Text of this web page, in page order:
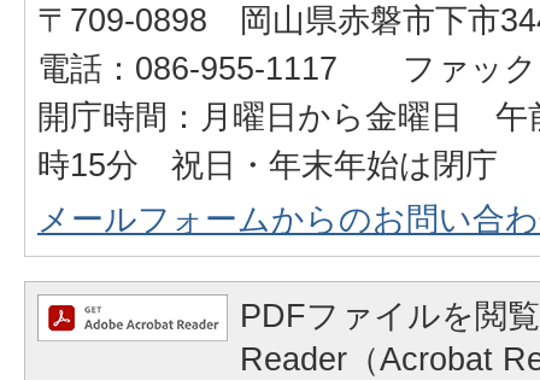
〒709-0898 岡山県赤磐市下市
電話：086-955-1117 ファック
開庁時間：月曜日から金曜日 午
時15分 祝日・年末年始は閉庁
メールフォームからのお問い合
PDFファイルを閲
Reader（Acrobat